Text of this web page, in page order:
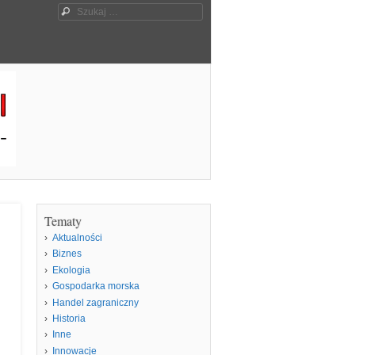
Szukaj
Tematy
Aktualności
Biznes
Ekologia
Gospodarka morska
Handel zagraniczny
Historia
Inne
Innowacje